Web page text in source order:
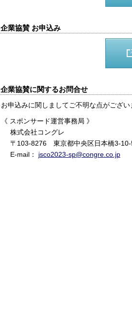
企業協賛 お申込み
企業協賛に関するお問合せ
お申込みに関しましてご不明な点がござ
《 スポンサード運営事務局 》
株式会社コングレ
〒103-8276 東京都中央区日本橋3-10-
E-mail： jsco2023-sp@congre.co.jp